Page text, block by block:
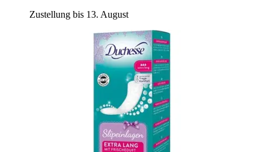
Zustellung bis 13. August